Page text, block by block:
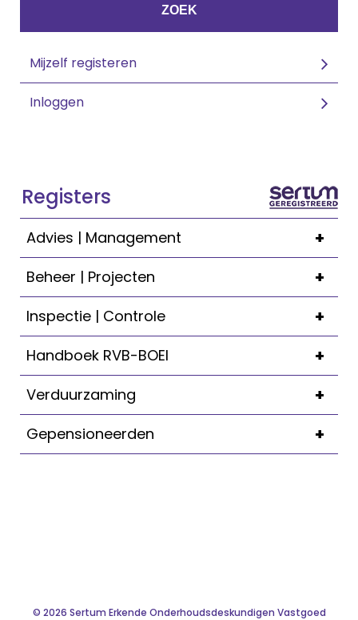
ZOEK
Mijzelf registeren
Inloggen
Registers
+
Advies | Management
+
Beheer | Projecten
+
Inspectie | Controle
+
Handboek RVB-BOEI
+
Verduurzaming
+
Gepensioneerden
© 2026 Sertum Erkende Onderhoudsdeskundigen Vastgoed